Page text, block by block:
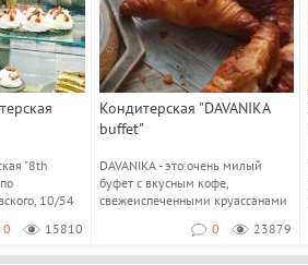
"8th
10/54
15810
0
Кондитерская "DAVANIKA
buffet"
DAVANIKA - это очень милый
буфет с вкусным кофе,
свежеиспеченными круассанами
23879
0